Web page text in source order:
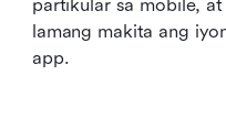
partikular sa mobile,
lamang makita ang
app.